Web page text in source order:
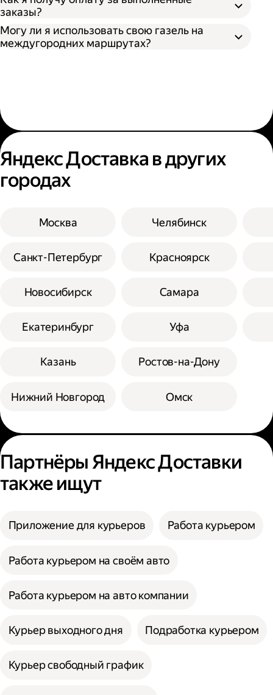
заказы?
Могу ли я использовать свою газель на
междугородних маршрутах?
Яндекс Доставка в других
городах
Москва
Санкт-Петербург
Новосибирск
Екатеринбург
Казань
Нижний Новгород
Челябинск
Красноярск
Самара
Уфа
Ростов-на-Дону
Омск
Партнёры Яндекс Доставки
также ищут
Приложение для курьеров Работа курьером
Работа курьером на своём авто
Работа курьером на авто компании
Курьер выходного дня Подработка курьером
Курьер свободный график